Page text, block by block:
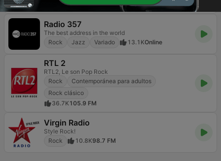
Rock
93.2 FM
Radio 357
The best address in the world
Rock
Jazz Variado 13.1KOnline
RTL 2
RTL2, Le son Pop Rock
Rock
Contemporánea para adultos
Rock clásico
36.7K105.9 FM
Virgin Radio
Style Rock!
Rock
10.8K98.7 FM